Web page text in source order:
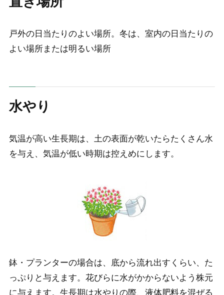
戸外の日当たりのよい場所。冬は、室内の日当たりの
よい場所または明るい場所
水やり
気温が高い生長期は、土の表面が乾いたらたくさん水
を与え、気温が低い時期は控えめにします。
鉢・プランターの場合は、底から流れ出すくらい、た
っぷりと与えます。花びらに水がかからないよう株元
に与えます。生長期は水やりの際、液体肥料を混ぜる